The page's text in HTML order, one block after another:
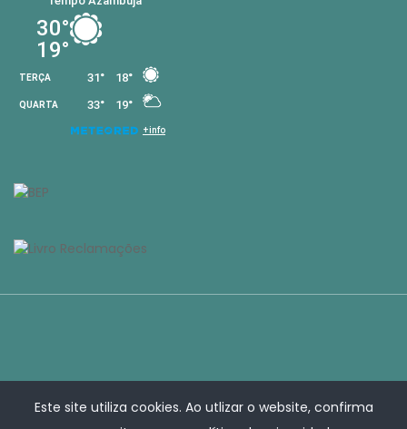
Este site utiliza cookies. Ao utlizar o website, confirma